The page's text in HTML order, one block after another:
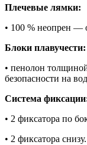
Плечевые лямки:
• 100 % неопрен —
Блоки плавучести:
• пенолон
безопасности на
Система
• 2 фиксатора по
• 2 фиксатора снизу.